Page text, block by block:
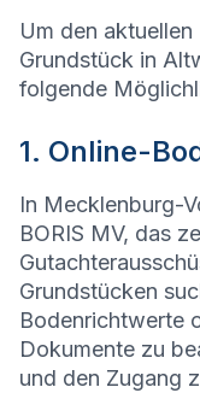
Um den
Grundstück in
folgende
1. Online-
In Mecklenburg-
BORIS MV, das
Grundstücken
Bodenrichtwerte
Dokumente zu
und den Zugang